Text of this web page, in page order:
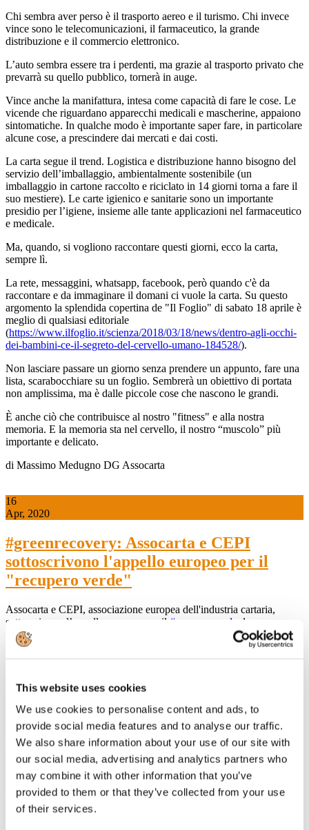
This website uses cookies
We use cookies to personalise content and ads, to
provide social media features and to analyse our traffic.
We also share information about your use of our site with
our social media, advertising and analytics partners who
may combine it with other information that you’ve
provided to them or that they’ve collected from your use
of their services.
Chi sembra aver perso è il trasporto aereo e il turismo. Chi invece
vince sono le telecomunicazioni, il farmaceutico, la grande
distribuzione e il commercio elettronico.
L’auto sembra essere tra i perdenti, ma grazie al trasporto privato che
prevarrà su quello pubblico, tornerà in auge.
Vince anche la manifattura, intesa come capacità di fare le cose. Le
vicende che riguardano apparecchi medicali e mascherine, appaiono
sintomatiche. In qualche modo è importante saper fare, in particolare
alcune cose, a prescindere dai mercati e dai costi.
La carta segue il trend. Logistica e distribuzione hanno bisogno del
servizio dell’imballaggio, ambientalmente sostenibile (un
imballaggio in cartone raccolto e riciclato in 14 giorni torna a fare il
suo mestiere). Le carte igienico e sanitarie sono un importante
presidio per l’igiene, insieme alle tante applicazioni nel farmaceutico
e medicale.
Ma, quando, si vogliono raccontare questi giorni, ecco la carta,
sempre lì.
La rete, messaggini, whatsapp, facebook, però quando c'è da
raccontare e da immaginare il domani ci vuole la carta. Su questo
argomento la splendida copertina de "Il Foglio" di sabato 18 aprile è
meglio di qualsiasi editoriale
(https://www.ilfoglio.it/scienza/2018/03/18/news/dentro-agli-occhi-
dei-bambini-ce-il-segreto-del-cervello-umano-184528/).
Non lasciare passare un giorno senza prendere un appunto, fare una
lista, scarabocchiare su un foglio. Sembrerà un obiettivo di portata
non amplissima, ma è dalle piccole cose che nascono le grandi.
È anche ciò che contribuisce al nostro "fitness" e alla nostra
memoria. E la memoria sta nel cervello, il nostro “muscolo” più
importante e delicato.
di Massimo Medugno DG Assocarta
16
Apr, 2020
#greenrecovery: Assocarta e CEPI
sottoscrivono l'appello europeo per il
"recupero verde"
Assocarta e CEPI, associazione europea dell'industria cartaria,
sottoscrivono l’appello europeo per il #recuperoverde
dopo
#coronavirus
per far ripartire e rendere più forte l'economia
europea per un futuro sostenibile.
globale di decisori politici di tutti i partiti, di leader sia aziendali che
del mondo finanziario, ONG, think tank, stakeholder per il sostegno
e l’attuazione di “Pacchetti di investimento per il recupero verde”.
L’attuale emergenza non farà passare in secondo piano la lotta al
cambiamento climatico e la cura ambientale dei territori.
Leggi l'articolo pubblicato
https://www.corriere.it/ambiente/20_aprile_14/appello-europeo-il-
recupero-verde-il-coronavirus-3
Leggi il comunicato stampa di
CEPIhttp://www.cepi.org/Green%20Recovery